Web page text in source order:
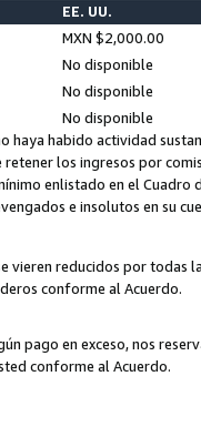
EE. UU.
MXN $2,000.00
No disponible
No disponible
No disponible
haya habido actividad
los ingresos por
enlistado en el
e insolutos en su
vieren reducidos por todas
conforme al Acuerdo.
pago en exceso, nos
conforme al Acuerdo.